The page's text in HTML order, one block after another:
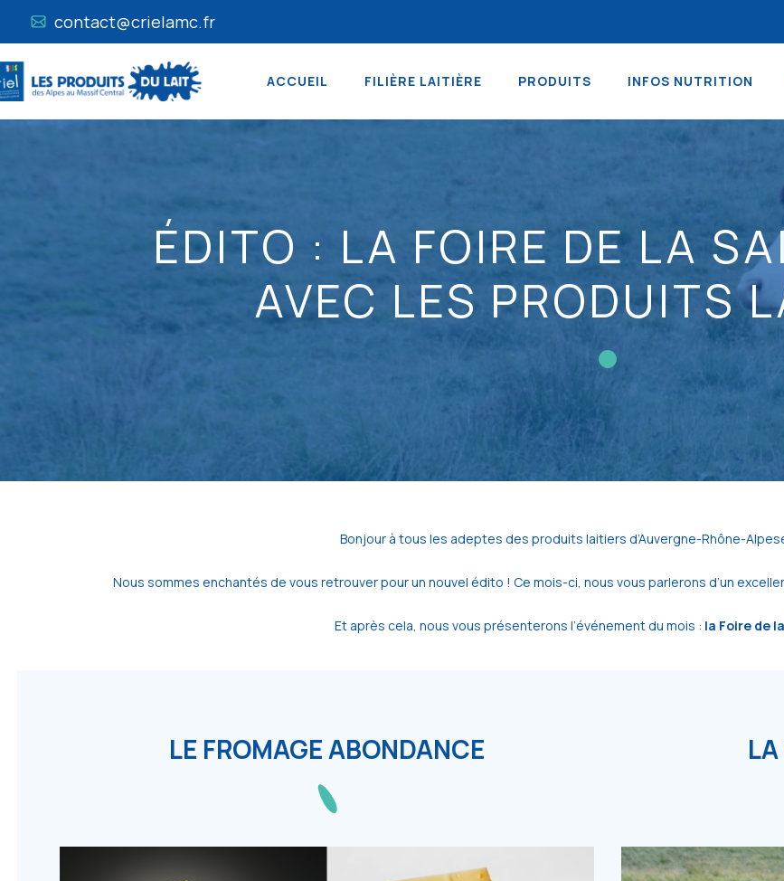
contact@crielamc.fr
ACCUEIL FILIÈRE LAITIÈRE PRODUITS INFOS NUTRITION
ÉDITO : LA FOIRE DE LA
AVEC LES PRODUITS
Bonjour à tous les adeptes des produits laitiers d’Auvergne-Rhône-
Nous sommes enchantés de vous retrouver pour un nouvel édito ! Ce mois-ci, nous vous parlerons d’un
Et après cela, nous vous présenterons l’événement du mois : la Foire de
LE FROMAGE ABONDANCE